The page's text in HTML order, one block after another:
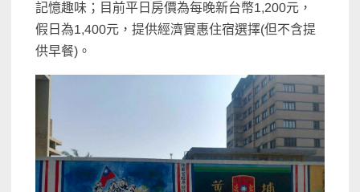
記憶趣味；目前平日房價為每晚新台幣1,200元，
假日為1,400元，提供經濟實惠住宿選擇(但不含提
供早餐)。